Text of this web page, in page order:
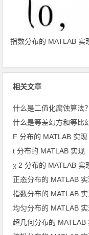
指数分布的 MATLAB 实
相关文章
什么是二值化腐蚀算法
什么是等差幻方和等比
F 分布的 MATLAB 实现
t 分布的 MATLAB 实现
χ 2 分布的 MATLAB 实
正态分布的 MATLAB
指数分布的 MATLAB
均匀分布的 MATLAB
超几何分布的 MATLAB